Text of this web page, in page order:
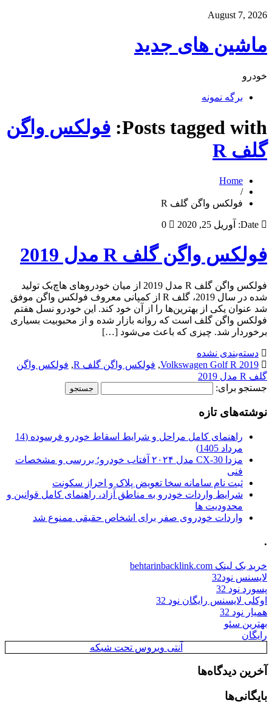
August 7, 2026
ماشین های جدید
خودرو
برگه نمونه
Posts tagged with: فولکس واگن
گلف R
Home
/
فولکس واگن گلف R
Date: آوریل 25, 2020 0
فولکس واگن گلف R مدل 2019
فولکس واگن گلف R مدل 2019 از میان خودروهای هاچ‌بک تولید
شده در سال 2019، گلف R از کمپانی معروف فولکس واگن موفق
شد عنوان یکی از بهترین‌ها را از آن خود کند. این خودرو نسل هفتم
فولکس واگن گلف است که روانه بازار شده و از محبوبیت بسیاری
برخوردار شد. چیزی که باعث می‌شود […]
دسته‌بندی نشده
Volkswagen Golf R 2019
, فولکس واگن گلف R , فولکس واگن
گلف R مدل 2019
جستجو برای:
نوشته‌های تازه
راهنمای کامل مراحل و شرایط اسقاط خودرو فرسوده (14
مرداد 1405)
مزدا CX-30 مدل ۲۰۲۴ آفتاب خودرو؛ بررسی و مشخصات
فنی
ثبت نام سامانه سخا تعویض پلاک و احراز سکونت
شرایط واردات خودرو به مناطق آزاد، راهنمای کامل قوانین و
محدودیت ها
واردات خودروی صفر برای اشخاص حقیقی ممنوع شد
.
خرید بک لینک behtarinbacklink.com
لایسنس نود32
پسورد نود 32
اوکلی لایسنس رایگان نود 32
همیار نود 32
بهترین سئو
رایگان
آنتی ویروس تحت شبکه
آخرین دیدگاه‌ها
بایگانی‌ها